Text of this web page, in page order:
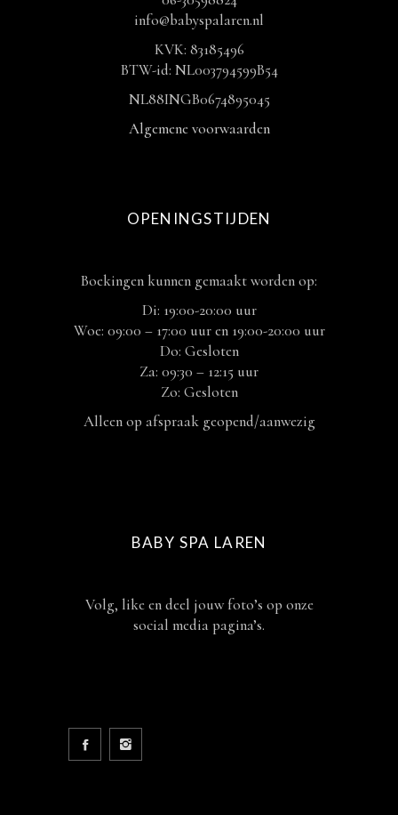
info@babyspalaren.nl
KVK: 83185496
BTW-id: NL003794599B54
NL88INGB0674895045
Algemene voorwaarden
OPENINGSTIJDEN
Boekingen kunnen gemaakt worden op:
Di: 19:00-20:00 uur
Woe: 09:00 – 17:00 uur en 19:00-20:00 uur
Do: Gesloten
Za: 09:30 – 12:15 uur
Zo: Gesloten
Alleen op afspraak geopend/aanwezig
BABY SPA LAREN
Volg, like en deel jouw foto’s op onze
social media pagina’s.